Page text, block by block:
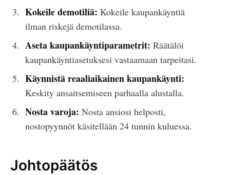
Kokeile demotiliä: Kokeile kaupankäyntiä
ilman riskejä demotilassa.
Aseta kaupankäyntiparametrit: Räätälöi
kaupankäyntiasetuksesi vastaamaan tarpeitasi.
Käynnistä reaaliaikainen kaupankäynti:
Keskity ansaitsemiseen parhaalla alustalla.
Nosta varoja: Nosta ansiosi helposti,
nostopyynnöt käsitellään 24 tunnin kuluessa.
Johtopäätös